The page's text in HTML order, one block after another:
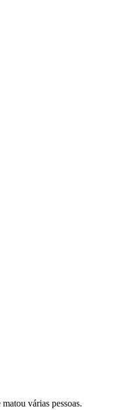
várias pessoas.